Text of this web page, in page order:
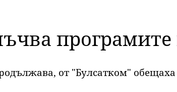
от "Булсатком"